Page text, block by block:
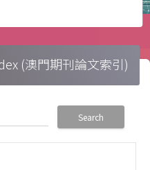
(澳門期刊論文索引)
Search